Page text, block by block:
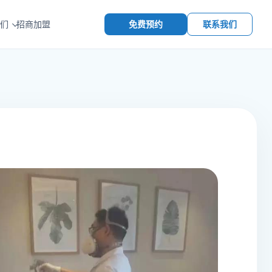
招商加盟 免费预约 联系我们